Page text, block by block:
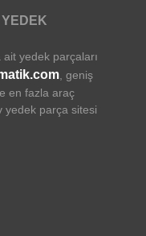
yedek parçaları
, geniş
en fazla araç
yedek parça sitesi